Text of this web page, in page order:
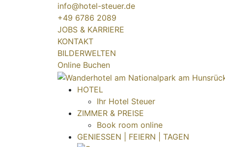
info@hotel-steuer.de
+49 6786 2089
JOBS & KARRIERE
KONTAKT
BILDERWELTEN
Online Buchen
HOTEL
Ihr Hotel Steuer
ZIMMER & PREISE
Book room online
GENIESSEN | FEIERN | TAGEN